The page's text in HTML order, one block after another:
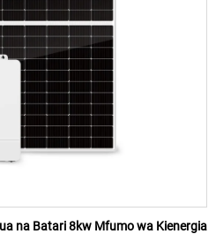
na Batari 8kw Mfumo wa Kienergia